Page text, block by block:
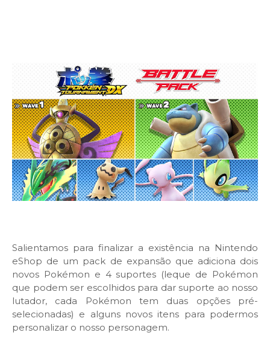
Salientamos para finalizar a existência na Nintendo
eShop de um pack de expansão que adiciona dois
novos Pokémon e 4 suportes (leque de Pokémon
que podem ser escolhidos para dar suporte ao nosso
lutador, cada Pokémon tem duas opções pré-
selecionadas) e alguns novos itens para podermos
personalizar o nosso personagem.